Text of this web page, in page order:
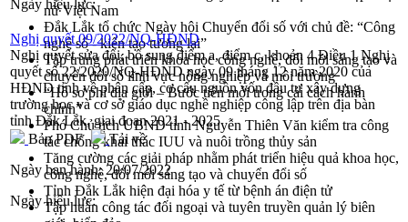
nữ Việt Nam
Đắk Lắk tổ chức Ngày hội Chuyển đổi số với chủ đề: “Công
nghệ số - kiến tạo tương lai”
Tập trung phát triển khoa học công nghệ, đổi mới sáng tạo và
chuyển đổi số lĩnh vực nông nghiệp và môi trường
“Hồ sơ phi địa giới – Bước tiến mới trong cải cách hành
chính”
Phó Chủ tịch UBND tỉnh Nguyễn Thiên Văn kiểm tra công
tác chống khai thác IUU và nuôi trồng thủy sản
Tăng cường các giải pháp nhằm phát triển hiệu quả khoa học,
công nghệ, đổi mới sáng tạo và chuyển đổi số
Tỉnh Đắk Lắk hiện đại hóa y tế từ bệnh án điện tử
Tập huấn công tác đối ngoại và tuyên truyền quản lý biên
Ngày hiệu lực:
Nghị quyết 09/2022/NQ-HĐND
Nghị quyết sửa đổi, bổ sung điểm a, điểm c, khoản 4 Điều 1 Nghị
quyết số 22/2020/NQ-HĐND ngày 09 tháng 12 năm 2020 của
HĐND tỉnh về phân cấp, cơ cấu nguồn vốn đầu tư xây dựng
trường học và cơ sở giáo dục nghề nghiệp công lập trên địa bàn
tỉnh Đắk Lắk, giai đoạn 2021 - 2025
Bản PDF
Tải về
Ngày ban hành:20/07/2022
Ngày hiệu lực: